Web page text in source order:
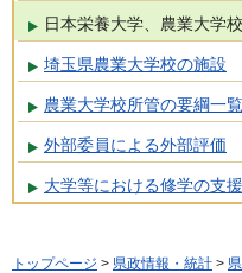
日本栄養大学、農業大学
埼玉県農業大学校の施設
農業大学校所管の要綱一覧
外部委員による外部評価
大学等における修学の支
トップページ > 県政情報・統計 >